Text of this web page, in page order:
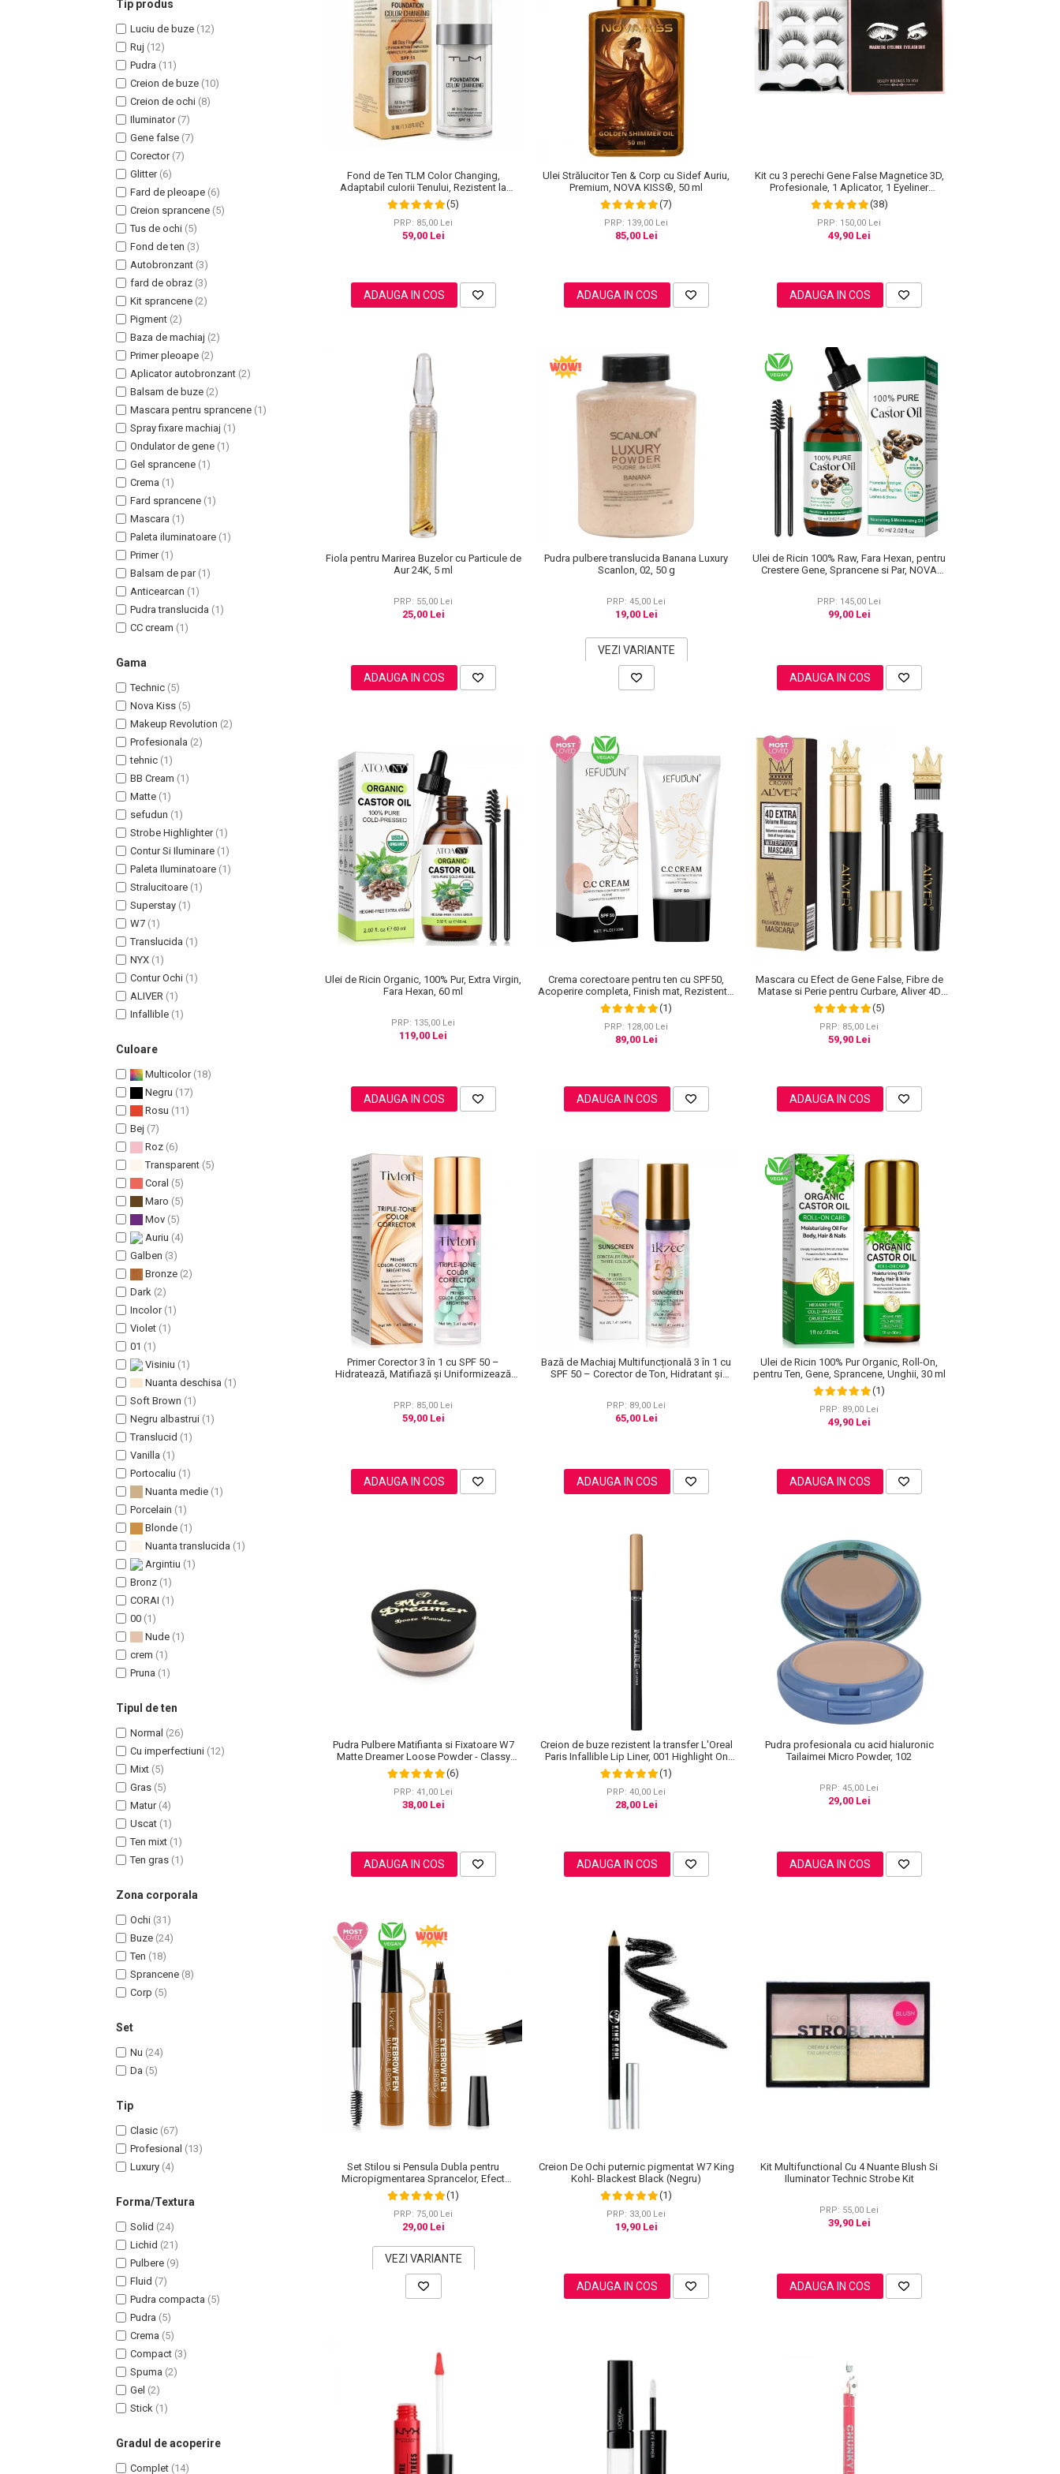
Uleiuri Unghii / Cuticule
Masaj Facial si Drenaj Limfatic
Plasturi ochi / nas / frunte
Demachiant si Apa Micelara
Sampoane Colorante
Par Uscat / Deteriorat
Tip produs
Luciu de buze (12)
Ruj (12)
Pudra (11)
Creion de buze (10)
Creion de ochi (8)
Iluminator (7)
Gene false (7)
Corector (7)
Glitter (6)
Fard de pleoape (6)
Creion sprancene (5)
Tus de ochi (5)
Fond de ten (3)
Autobronzant (3)
fard de obraz (3)
Kit sprancene (2)
Pigment (2)
Baza de machiaj (2)
Primer pleoape (2)
Aplicator autobronzant (2)
Balsam de buze (2)
Mascara pentru sprancene (1)
Spray fixare machiaj (1)
Ondulator de gene (1)
Gel sprancene (1)
Crema (1)
Fard sprancene (1)
Mascara (1)
Paleta iluminatoare (1)
Primer (1)
Balsam de par (1)
Anticearcan (1)
Pudra translucida (1)
CC cream (1)
Gama
Technic (5)
Nova Kiss (5)
Makeup Revolution (2)
Profesionala (2)
tehnic (1)
BB Cream (1)
Matte (1)
sefudun (1)
Strobe Highlighter (1)
Contur Si Iluminare (1)
Paleta Iluminatoare (1)
Stralucitoare (1)
Superstay (1)
W7 (1)
Translucida (1)
NYX (1)
Contur Ochi (1)
ALIVER (1)
Infallible (1)
Culoare
Multicolor (18)
Negru (17)
Rosu (11)
Bej (7)
Roz (6)
Transparent (5)
Coral (5)
Maro (5)
Mov (5)
Auriu (4)
Galben (3)
Bronze (2)
Dark (2)
Incolor (1)
Violet (1)
01 (1)
Visiniu (1)
Nuanta deschisa (1)
Soft Brown (1)
Negru albastrui (1)
Translucid (1)
Vanilla (1)
Portocaliu (1)
Nuanta medie (1)
Porcelain (1)
Blonde (1)
Nuanta translucida (1)
Argintiu (1)
Bronz (1)
CORAI (1)
00 (1)
Nude (1)
crem (1)
Pruna (1)
Tipul de ten
Normal (26)
Cu imperfectiuni (12)
Mixt (5)
Gras (5)
Matur (4)
Uscat (1)
Ten mixt (1)
Ten gras (1)
Zona corporala
Ochi (31)
Buze (24)
Ten (18)
Sprancene (8)
Corp (5)
Set
Nu (24)
Da (5)
Tip
Clasic (67)
Profesional (13)
Luxury (4)
Forma/Textura
Solid (24)
Lichid (21)
Pulbere (9)
Fluid (7)
Pudra compacta (5)
Pudra (5)
Crema (5)
Compact (3)
Spuma (2)
Gel (2)
Stick (1)
Gradul de acoperire
Complet (14)
Fond de Ten TLM Color Changing,
Adaptabil culorii Tenului, Rezistent la
Transfer 16H, SPF 15, 30 ml
(5)
PRP: 85,00 Lei
59,00 Lei
ADAUGA IN COS
Ulei Strălucitor Ten & Corp cu Sidef Auriu,
Premium, NOVA KISS®, 50 ml
(7)
PRP: 139,00 Lei
85,00 Lei
ADAUGA IN COS
Kit cu 3 perechi Gene False Magnetice 3D,
Profesionale, 1 Aplicator, 1 Eyeliner
Magnetic Negru intens, Waterproof, 3
Modele
(38)
PRP: 150,00 Lei
49,90 Lei
ADAUGA IN COS
Fiola pentru Marirea Buzelor cu Particule de
Aur 24K, 5 ml
PRP: 55,00 Lei
25,00 Lei
ADAUGA IN COS
Pudra pulbere translucida Banana Luxury
Scanlon, 02, 50 g
PRP: 45,00 Lei
19,00 Lei
VEZI VARIANTE
Ulei de Ricin 100% Raw, Fara Hexan, pentru
Crestere Gene, Sprancene si Par, NOVA
PRP: 145,00 Lei
99,00 Lei
ADAUGA IN COS
Ulei de Ricin Organic, 100% Pur, Extra Virgin,
Fara Hexan, 60 ml
PRP: 135,00 Lei
119,00 Lei
ADAUGA IN COS
Crema corectoare pentru ten cu SPF50,
Acoperire completa, Finish mat, Rezistenta,
Anti Roseata, CC Cream Sefudun, 30 ml
(1)
PRP: 128,00 Lei
89,00 Lei
ADAUGA IN COS
Mascara cu Efect de Gene False, Fibre de
Matase si Perie pentru Curbare, Aliver 4D
Extra Volume, Waterproof, Negru,10 g
(5)
PRP: 85,00 Lei
59,90 Lei
ADAUGA IN COS
Primer Corector 3 în 1 cu SPF 50 –
Hidratează, Matifiază și Uniformizează
PRP: 85,00 Lei
59,00 Lei
ADAUGA IN COS
Bază de Machiaj Multifuncțională 3 în 1 cu
SPF 50 – Corector de Ton, Hidratant și
PRP: 89,00 Lei
65,00 Lei
ADAUGA IN COS
Ulei de Ricin 100% Pur Organic, Roll-On,
pentru Ten, Gene, Sprancene, Unghii, 30 ml
(1)
PRP: 89,00 Lei
49,90 Lei
ADAUGA IN COS
Pudra Pulbere Matifianta si Fixatoare W7
Matte Dreamer Loose Powder - Classy
Cameo, 20g(6)
PRP: 41,00 Lei
38,00 Lei
ADAUGA IN COS
Creion de buze rezistent la transfer L'Oreal
Paris Infallible Lip Liner, 001 Highlight On
Point
(1)
PRP: 40,00 Lei
28,00 Lei
ADAUGA IN COS
Pudra profesionala cu acid hialuronic
Tailaimei Micro Powder, 102
PRP: 45,00 Lei
29,00 Lei
ADAUGA IN COS
Set Stilou si Pensula Dubla pentru
Micropigmentarea Sprancelor, Efect
Natural de Microblading, Aspect de
Sprancene Pline
(1)
PRP: 75,00 Lei
29,00 Lei
VEZI VARIANTE
Creion De Ochi puternic pigmentat W7 King
Kohl- Blackest Black (Negru)
(1)
PRP: 33,00 Lei
19,90 Lei
ADAUGA IN COS
Kit Multifunctional Cu 4 Nuante Blush Si
Iluminator Technic Strobe Kit
PRP: 55,00 Lei
39,90 Lei
ADAUGA IN COS